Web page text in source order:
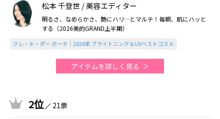
松本 千登世 / 美容エディター
明るさ、なめらかさ、艶にハリ…とマルチ！毎朝、肌にハッと
する（2026美的GRAND上半期）
クレ・ド・ポー ボーテ｜2026年 ブライトニング＆UVベストコスメ
アイテムを詳しく見る
2位 21票